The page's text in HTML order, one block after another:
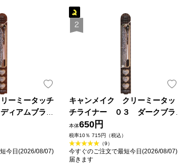
ーミータッチ
ィアムブラウ
リーズ
今日(2026/08/07)
キャンメイク クリーミータッ
チライナー ０３ ダークブラ
ウン ＿ 井田ラボラトリーズ
本体650円
税率10％ 715円（税込）
（9）
今すぐのご注文で最短今日(2026/08/07)
届きます